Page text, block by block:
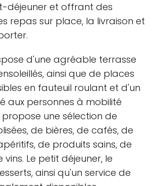
déjeuner et offrant des
repas sur place, la livraison et
d'une agréable terrasse
ainsi que de places
en fauteuil roulant et d'un
aux personnes à mobilité
une sélection de
de bières, de cafés, de
de produits sains, de
Le petit déjeuner, le
ainsi qu'un service de